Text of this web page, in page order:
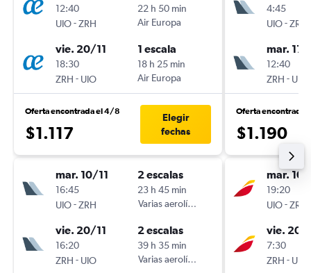
12:40
UIO-ZRH
22 h 50 min
Air Europa
vie. 20/11
18:30
ZRH - UIO
1 escala
18 h 25 min
Air Europa
Oferta encontrada el 4/8
$1.117
Elegir
fechas
mar. 10/11
16:45
UIO-ZRH
2 escalas
23 h 45 min
Varias aerolíneas
vie. 20/11
16:20
ZRH - UIO
2 escalas
39 h 35 min
Varias aerolíneas
4:45
UIO-ZRH
mar. 17/
12:40
ZRH - UIO
Oferta encontrada
$1.190
mar. 10/
19:20
UIO-ZRH
vie. 20/
7:30
ZRH - UIO